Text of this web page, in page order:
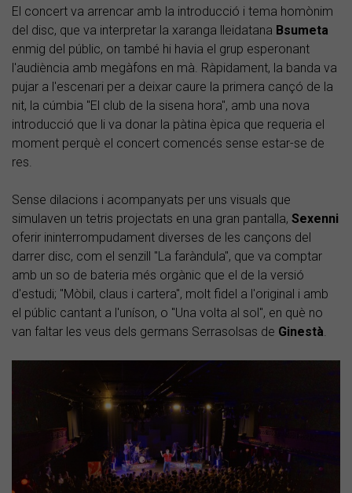
El concert va arrencar amb la introducció i tema homònim
del disc, que va interpretar la xaranga lleidatana Bsumeta
enmig del públic, on també hi havia el grup esperonant
l'audiència amb megàfons en mà. Ràpidament, la banda va
pujar a l'escenari per a deixar caure la primera cançó de la
nit, la cúmbia "El club de la sisena hora", amb una nova
introducció que li va donar la pàtina èpica que requeria el
moment perquè el concert comencés sense estar-se de
res.
Sense dilacions i acompanyats per uns visuals que
simulaven un tetris projectats en una gran pantalla, Sexenni
oferir ininterrompudament diverses de les cançons del
darrer disc, com el senzill "La faràndula", que va comptar
amb un so de bateria més orgànic que el de la versió
d'estudi; "Mòbil, claus i cartera", molt fidel a l'original i amb
el públic cantant a l'uníson, o "Una volta al sol", en què no
van faltar les veus dels germans Serrasolsas de Ginestà.